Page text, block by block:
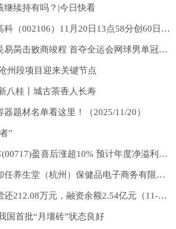
继续持有吗？|今日快看
【异动提醒】莱宝高科（002106）11月20日13点58分创60日新低
（粤港澳全运会）吴易昺击败商竣程 首夺全运会网球男单冠军 每日热讯
州段项目迎来关键节点
八桂丨城古茶香人长寿
题材名单看这里！（2025/11/20）
”
港股异动 | 英皇资本(00717)盈喜后涨超10% 预计年度净溢利不少于1.2亿港元
当前聚焦：钟睒睒卸任养生堂（杭州）保健品电子商务有限公司法定代表人
信邦制药：融资净偿还212.08万元，融资余额2.54亿元（11-19）
国首批“月壤砖”状态良好